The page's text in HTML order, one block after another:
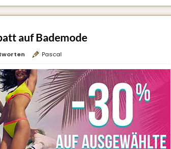
auf Bademode
Pascal